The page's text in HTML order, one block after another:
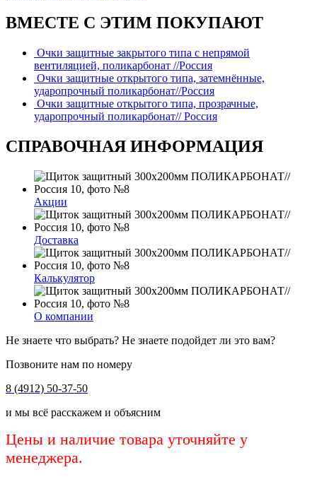
ВМЕСТЕ С ЭТИМ ПОКУПАЮТ
Очки защитные закрытого типа с непрямой
вентиляцией, поликарбонат //Россия
Очки защитные открытого типа, затемнённые,
ударопрочный поликарбонат//Россия
Очки защитные открытого типа, прозрачные,
ударопрочный поликарбонат// Россия
СПРАВОЧНАЯ ИНФОРМАЦИЯ
Акции
Доставка
Калькулятор
О компании
Не знаете что выбрать? Не знаете подойдет ли это вам?
Позвоните нам по номеру
8 (4912) 50-37-50
и мы всё расскажем и объясним
Цены и наличие товара уточняйте у
менеджера.